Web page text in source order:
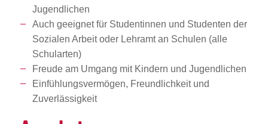
Jugendlichen
Auch geeignet für Studentinnen und Studenten der
Sozialen Arbeit oder Lehramt an Schulen (alle
Schularten)
Freude am Umgang mit Kindern und Jugendlichen
Einfühlungsvermögen, Freundlichkeit und
Zuverlässigkeit